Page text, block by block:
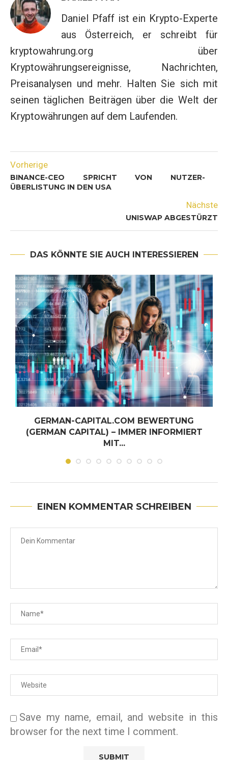
Daniel Pfaff ist ein Krypto-Experte
aus Österreich, er schreibt für
kryptowahrung.org über
Kryptowährungsereignisse, Nachrichten,
Preisanalysen und mehr. Halten Sie sich mit
seinen täglichen Beiträgen über die Welt der
Kryptowährungen auf dem Laufenden.
Vorherige
BINANCE-CEO SPRICHT VON NUTZER-
ÜBERLISTUNG IN DEN USA
Nächste
UNISWAP ABGESTÜRZT
DAS KÖNNTE SIE AUCH INTERESSIEREN
GERMAN-CAPITAL.COM BEWERTUNG
(GERMAN CAPITAL) – IMMER INFORMIERT
MIT...
Juni 30, 2026
EINEN KOMMENTAR SCHREIBEN
Save my name, email, and website in this
browser for the next time I comment.